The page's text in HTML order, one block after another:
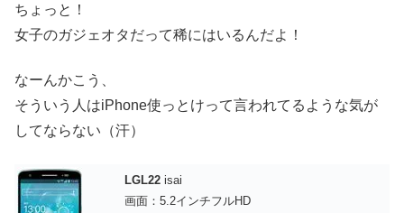
ちょっと！
女子のガジェオタだって稀にはいるんだよ！
なーんかこう、
そういう人はiPhone使っとけって言われてるような気が
してならない（汗）
LGL22 isai
画面：5.2インチフルHD